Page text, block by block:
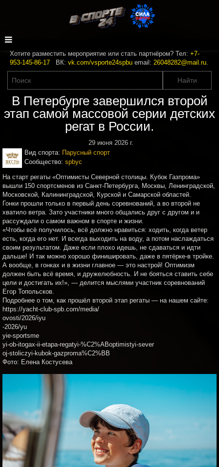
Хотите разместить мероприятие или стать партнёром? Тел: +7-
953-145-86-17 ВК: vk.com/vsporte24spbu email: 26048282@mail.ru.
В Петербурге завершился второй
этап самой массовой серии детских
регат в России.
29 июня 2026 г.
Вид спорта: Парусный спорт
Сообщество: spbyc
На старт регаты «Оптимисты Северной столицы. Кубок Газпрома»
вышли 150 спортсменов из Санкт-Петербурга, Москвы, Ленинградской,
Московской, Калининградской, Курской и Самарской областей.
Гонки прошли только в первый день соревнований, а во второй не
хватило ветра. Зато участники много общались друг с другом и и
рассуждали о самом важном в спорте и жизни.
«Чтобы всё получилось, всё должно нравиться: ходить, когда ветер
есть, когда его нет. И всегда выходить на воду, а потом наслаждаться
своим результатом. Даже если плохо идешь, не сдаваться и идти
дальше! И так можно хорошо финишировать, даже в пятёрке-в тройке.
А вообще, в гонках и в жизни главное — это настрой! Оптимизм
должен быть всё время, и дружелюбность. И не бояться ставить себе
цели и достигать их!», — делится мыслями участник соревнований
Егор Топольсков.
Подробнее о том, как прошёл второй этап регаты — на нашем сайте:
https://yacht-club-spb.com/media/
ovosti/2026/iyu
-2026/yu
yie-sportsme
yi-ob-itogax-ii-etapa-regatyi-%C2%ABoptimistyi-sever
oj-stoliczyi-kubok-gazproma%C2%BB
Фото: Елена Костусева